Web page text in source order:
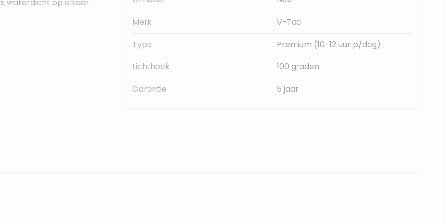
waterdicht op elkaar
Merk
V-Tac
Type
Premium (10-12 uur p/dag)
Lichthoek
100 graden
Garantie
5 jaar